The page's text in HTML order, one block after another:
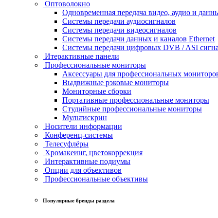
Оптоволокно
Одновременная передача видео, аудио и
Системы передачи аудиосигналов
Системы передачи видеосигналов
Системы передачи данных и каналов Ethernet
Системы передачи цифровых DVB / ASI
Итерактивные панели
Профессиональные мониторы
Аксессуары для профессиональных
Выдвижные рэковые мониторы
Мониторные сборки
Портативные профессиональные мониторы
Студийные профессиональные мониторы
Мультискрин
Носители информации
Конференц-системы
Телесуфлёры
Хромакеинг, цветокоррекция
Интерактивные подиумы
Опции для объективов
Профессиональные объективы
Популярные бренды раздела